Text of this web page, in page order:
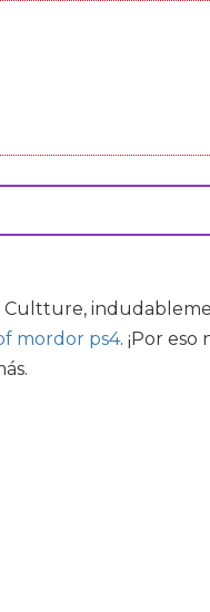
mordor ps4. ¡Por